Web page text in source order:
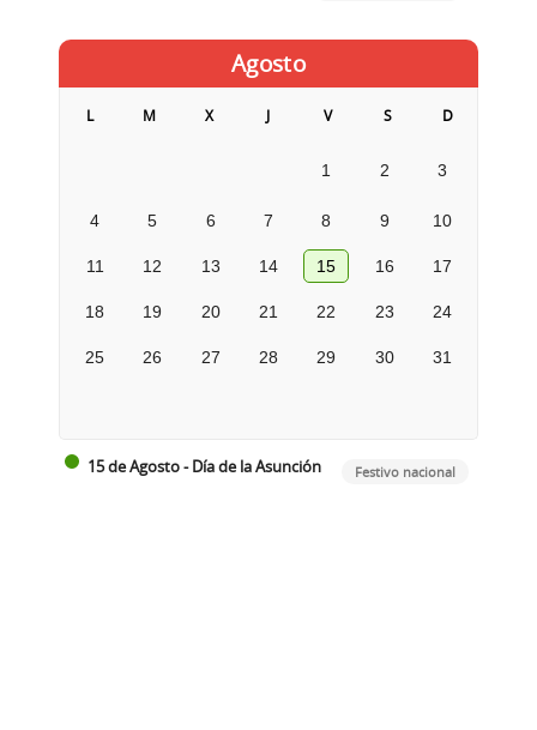
Agosto
L M X J V S D
1 2 3
4 5 6 7 8 9 10
11 12 13 14 15 16 17
18 19 20 21 22 23 24
25 26 27 28 29 30 31
15 de Agosto - Día de la Asunción Festivo nacional